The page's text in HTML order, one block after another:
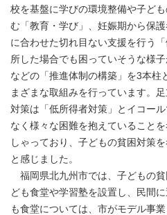
校を基盤に学びの環境整備や子ど
む「教育・学び」、妊娠期から保
に合わせた切れ目ない支援を行う
所した場合でも困っていそうな様
などの「推進体制の構築」を3本柱
まざまな取組みを行っています。
対策は「低所得者対策」とイコー
なく様々な困難を抱えていること
しゃっており、子どもの貧困対策
と感じました。
福岡県北九州市では、子どもの
ども食堂や学習塾を設置し、民間
も食堂については、市がモデル事